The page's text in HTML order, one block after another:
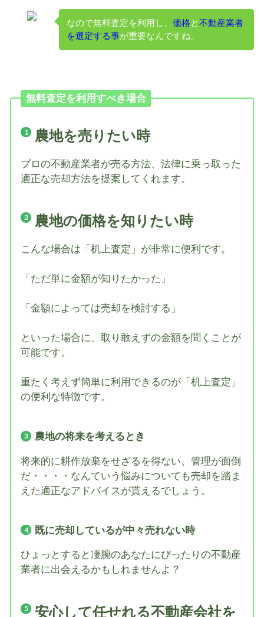
なので無料査定を利用し、価格と不動産業者
を選定する事が重要なんですね。
無料査定を利用すべき場合
農地を売りたい時
プロの不動産業者が売る方法、法律に乗っ取った
適正な売却方法を提案してくれます。
農地の価格を知りたい時
こんな場合は「机上査定」が非常に便利です。
「ただ単に金額が知りたかった」
「金額によっては売却を検討する」
といった場合に、取り敢えずの金額を聞くことが
可能です。
重たく考えず簡単に利用できるのが「机上査定」
の便利な特徴です。
農地の将来を考えるとき
将来的に耕作放棄をせざるを得ない、管理が面倒
だ・・・・なんていう悩みについても売却を踏ま
えた適正なアドバイスが貰えるでしょう。
既に売却しているが中々売れない時
ひょっとすると凄腕のあなたにぴったりの不動産
業者に出会えるかもしれませんよ？
安心して任せれる不動産会社を